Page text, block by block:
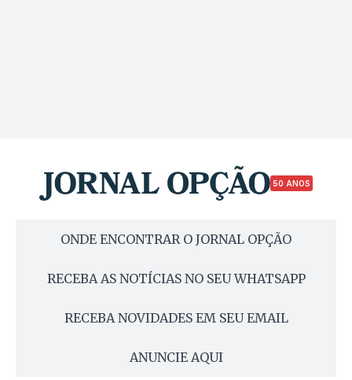
50 ANOS
ONDE ENCONTRAR O JORNAL OPÇÃO
RECEBA AS NOTÍCIAS NO SEU WHATSAPP
RECEBA NOVIDADES EM SEU EMAIL
ANUNCIE AQUI